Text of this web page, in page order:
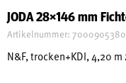
Shop
JODA 28×146 mm
Artikelnummer: 7000905380
N&F, trocken+KDI, 4,20 m